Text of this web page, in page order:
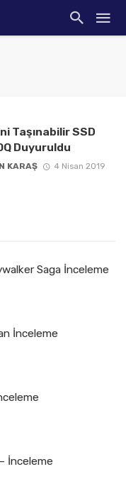
Taşınabilir SSD
Duyuruldu
KARAŞ
4 Nisan 2019
Saga İnceleme
İnceleme
İnceleme